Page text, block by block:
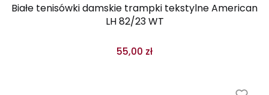
Białe tenisówki damskie trampki tekstylne American
LH 82/23 WT
55,00 zł